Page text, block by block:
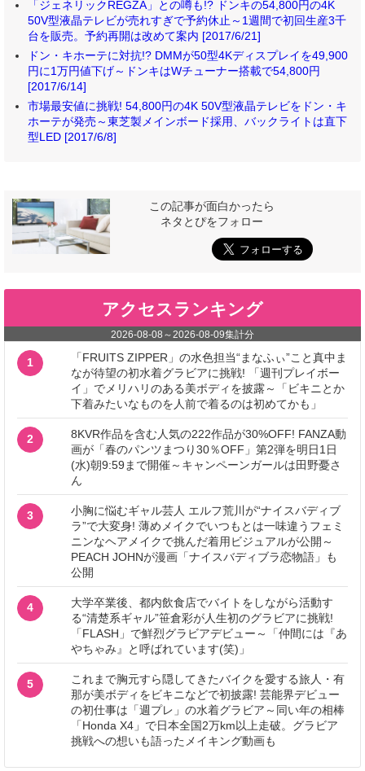
「ジェネリックREGZA」との噂も!? ドンキの54,800円の4K
50V型液晶テレビが売れすぎで予約休止～1週間で初回生産3千
台を販売。予約再開は改めて案内 [2017/6/21]
ドン・キホーテに対抗!? DMMが50型4Kディスプレイを49,900
円に1万円値下げ～ドンキはWチューナー搭載で54,800円
[2017/6/14]
市場最安値に挑戦! 54,800円の4K 50V型液晶テレビをドン・キ
ホーテが発売～東芝製メインボード採用、バックライトは直下
型LED [2017/6/8]
この記事が面白かったら
ネタとぴをフォロー
アクセスランキング
2026-08-08 ～2026-08-09集計分
1
「FRUITS ZIPPER」の水色担当“まなふぃ”こと真中ま
なが待望の初水着グラビアに挑戦! 「週刊プレイボー
イ」でメリハリのある美ボディを披露～「ビキニとか
下着みたいなものを人前で着るのは初めてかも」
2
8KVR作品を含む人気の222作品が30%OFF! FANZA動
画が「春のパンツまつり30％OFF」第2弾を明日1日
(水)朝9:59まで開催～キャンペーンガールは田野憂さ
ん
3
小胸に悩むギャル芸人 エルフ荒川が“ナイスバディブ
ラ”で大変身! 薄めメイクでいつもとは一味違うフェミ
ニンなヘアメイクで挑んだ着用ビジュアルが公開～
PEACH JOHNが漫画「ナイスバディブラ恋物語」も
公開
4
大学卒業後、都内飲食店でバイトをしながら活動す
る“清楚系ギャル”笹倉彩が人生初のグラビアに挑戦!
「FLASH」で鮮烈グラビアデビュー～「仲間には『あ
やちゃみ』と呼ばれています(笑)」
5
これまで胸元すら隠してきたバイクを愛する旅人・有
那が美ボディをビキニなどで初披露! 芸能界デビュー
の初仕事は「週プレ」の水着グラビア～同い年の相棒
「Honda X4」で日本全国2万km以上走破。グラビア
挑戦への想いも語ったメイキング動画も